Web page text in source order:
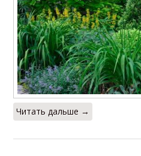
Читать дальше →